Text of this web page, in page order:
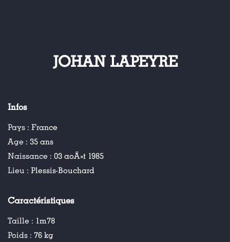
JOHAN LAPEYRE
Infos
Pays : France
Age : 35 ans
Naissance : 03 aoÃ»t 1985
Lieu : Plessis-Bouchard
Caractéristiques
Taille : 1m78
Poids : 76 kg